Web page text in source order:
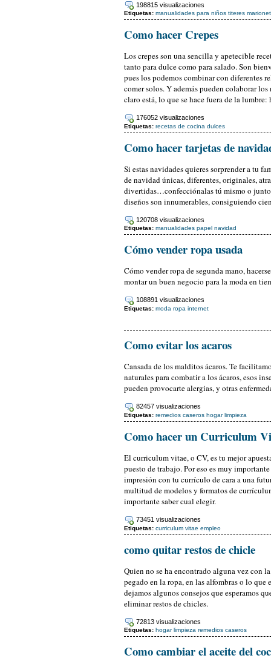
198815 visualizaciones
Etiquetas: manualidades para niños titeres
Como hacer Crepes
Los crepes son una sencilla y apetecible
tanto para dulce como para salado. Son
pues los podemos combinar con diferentes
comer solos. Y además pueden colaborar
claro está, lo que se hace fuera de la
176052 visualizaciones
Etiquetas: recetas de cocina dulces
Como hacer tarjetas de
Si estas navidades quieres sorprender a tu
de navidad únicas, diferentes, originales,
divertidas…confecciónalas tú mismo o
diseños son innumerables, consiguiendo
120708 visualizaciones
Etiquetas: manualidades papel navidad
Cómo vender ropa usada
Cómo vender ropa de segunda mano,
montar un buen negocio para la moda en
108891 visualizaciones
Etiquetas: moda ropa internet
Como evitar los acaros
Cansada de los malditos ácaros. Te
naturales para combatir a los ácaros, esos
pueden provocarte alergias, y otras
82457 visualizaciones
Etiquetas: remedios caseros hogar limpieza
Como hacer un Curriculum
El curriculum vitae, o CV, es tu mejor
puesto de trabajo. Por eso es muy
impresión con tu currículo de cara a una
multitud de modelos y formatos de
importante saber cual elegir.
73451 visualizaciones
Etiquetas: curriculum vitae empleo
como quitar restos de chicle
Quien no se ha encontrado alguna vez con
pegado en la ropa, en las alfombras o lo que
dejamos algunos consejos que esperamos
eliminar restos de chicles.
72813 visualizaciones
Etiquetas: hogar limpieza remedios caseros
Como cambiar el aceite del